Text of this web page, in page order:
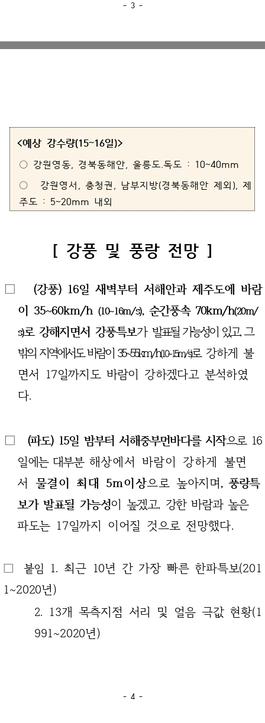
- 3 -
<예상 강수량(15~16일)>
○ 강원영동, 경북동해안, 울릉도.독도 : 10~40mm
○ 강원영서, 충청권, 남부지방(경북동해안 제외), 제
주도 : 5~20mm 내외
[ 강풍 및 풍랑 전망 ]
□ (강풍) 16일 새벽부터 서해안과 제주도에 바람
이 35~60km/h (10~16m/s), 순간풍속 70km/h(20m/
s)로 강해지면서 강풍특보가 발표될 가능성이 있고, 그
밖의 지역에서도 바람이 35~55km/h(10~15m/s)로 강하게 불
면서 17일까지도 바람이 강하겠다고 분석하였
다.
□ (파도) 15일 밤부터 서해중부먼바다를 시작으로 16
일에는 대부분 해상에서 바람이 강하게 불면
서 물결이 최대 5m이상으로높아지며, 풍랑특
보가 발표될 가능성이 높겠고, 강한 바람과 높은
파도는 17일까지 이어질 것으로 전망했다.
□ 붙임 1. 최근 10년 간 가장 빠른 한파특보(201
1~2020년)
2. 13개 목측지점 서리 및 얼음 극값 현황(1
991~2020년)
- 4 -